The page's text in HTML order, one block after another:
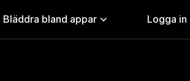
Bläddra bland appar Logga in